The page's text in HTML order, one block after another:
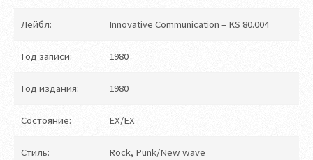
Лейбл: Innovative Communication ‎– KS 80.004
Год записи: 1980
Год издания: 1980
Состояние: EX/EX
Стиль: Rock, Punk/New wave